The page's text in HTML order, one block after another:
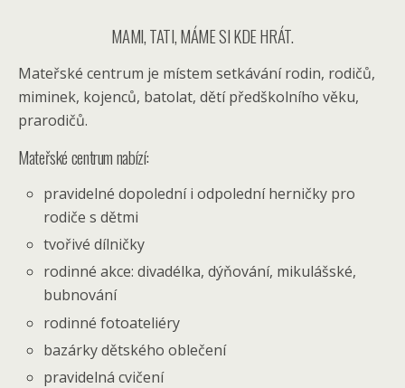
MAMI, TATI, MÁME SI KDE HRÁT.
Mateřské centrum je místem setkávání rodin, rodičů,
miminek, kojenců, batolat, dětí předškolního věku,
prarodičů.
Mateřské centrum nabízí:
pravidelné dopolední i odpolední herničky pro
rodiče s dětmi
tvořivé dílničky
rodinné akce: divadélka, dýňování, mikulášské,
bubnování
rodinné fotoateliéry
bazárky dětského oblečení
pravidelná cvičení